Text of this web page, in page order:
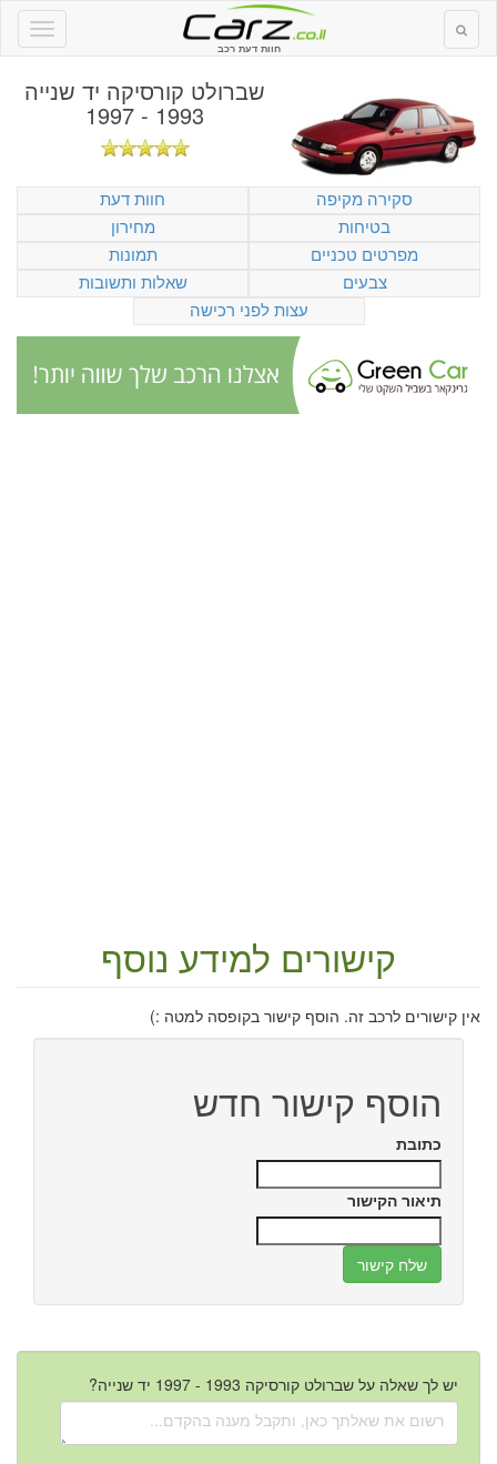
חוות דעת רכב
שברולט קורסיקה יד שנייה
1993 - 1997
סקירה מקיפה
חוות דעת
בטיחות
מחירון
מפרטים טכניים
תמונות
צבעים
שאלות ותשובות
עצות לפני רכישה
קישורים למידע נוסף
אין קישורים לרכב זה. הוסף קישור בקופסה למטה :)
הוסף קישור חדש
כתובת
תיאור הקישור
יש לך שאלה על שברולט קורסיקה 1993 - 1997 יד שנייה?